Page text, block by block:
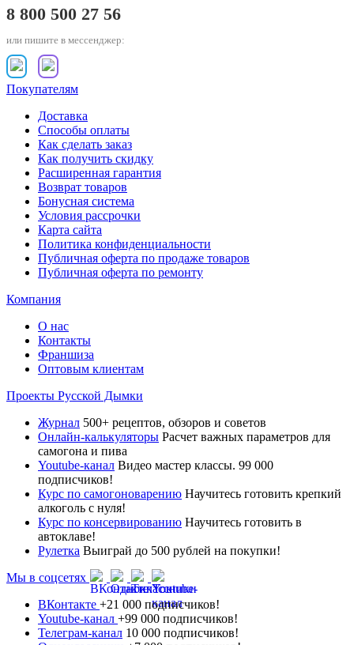
8 800 500 27 56
или пишите в мессенджер:
Покупателям
Доставка
Способы оплаты
Как сделать заказ
Как получить скидку
Расширенная гарантия
Возврат товаров
Бонусная система
Условия рассрочки
Карта сайта
Политика конфиденциальности
Публичная оферта по продаже товаров
Публичная оферта по ремонту
Компания
О нас
Контакты
Франшиза
Оптовым клиентам
Проекты Русской Дымки
Журнал 500+ рецептов, обзоров и советов
Онлайн-калькуляторы Расчет важных параметров для
самогона и пива
Youtube-канал Видео мастер классы. 99 000
подписчиков!
Курс по самогоноварению Научитесь готовить крепкий
алкоголь с нуля!
Курс по консервированию Научитесь готовить в
автоклаве!
Рулетка Выиграй до 500 рублей на покупки!
Мы в соцсетях
ВКонтакте +21 000 подписчиков!
Youtube-канал +99 000 подписчиков!
Телеграм-канал 10 000 подписчиков!